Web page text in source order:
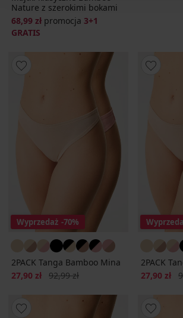
Nature z szerokimi bokami
68,99 zł promocja 3+1
GRATIS
Wyprzedaż -70%
2PACK Tanga Bamboo Mina
Zniżka
27,90 zł Pierwotna cena
92,99 zł
2PACK
Zniżka
27,90 zł